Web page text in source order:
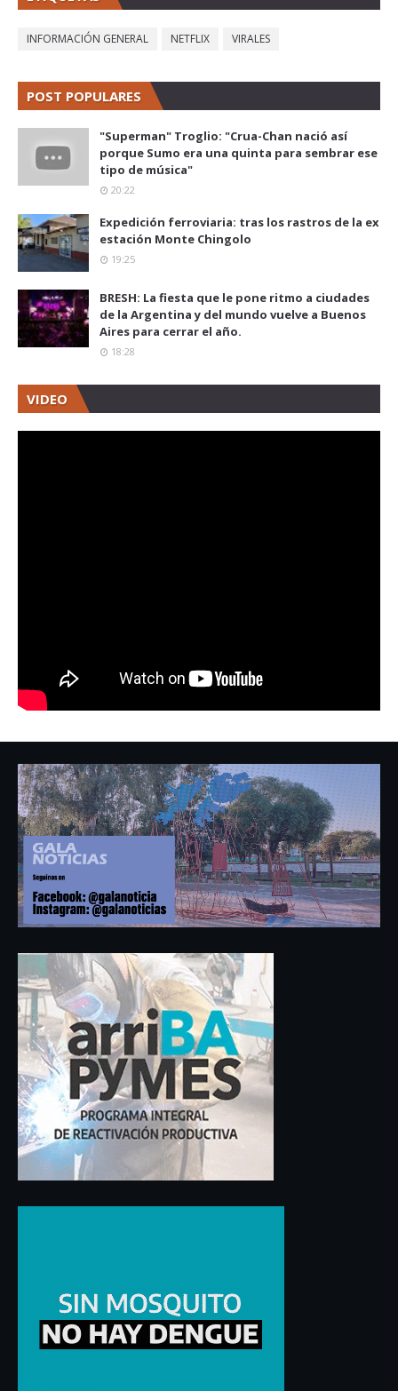
INFORMACIÓN GENERAL NETFLIX VIRALES
POST POPULARES
"Superman" Troglio: "Crua-Chan nació así
porque Sumo era una quinta para sembrar ese
tipo de música"
20:22
Expedición ferroviaria: tras los rastros de la ex
estación Monte Chingolo
19:25
BRESH: La fiesta que le pone ritmo a ciudades
de la Argentina y del mundo vuelve a Buenos
Aires para cerrar el año.
18:28
VIDEO